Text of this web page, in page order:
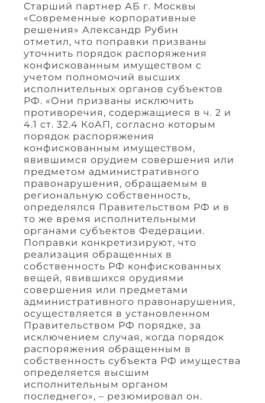
Старший партнер АБ г. Москвы
«Современные корпоративные
решения» Александр Рубин
отметил, что поправки призваны
уточнить порядок распоряжения
конфискованным имуществом с
учетом полномочий высших
исполнительных органов субъектов
РФ. «Они призваны исключить
противоречия, содержащиеся в ч. 2 и
4.1 ст. 32.4 КоАП, согласно которым
порядок распоряжения
конфискованным имуществом,
явившимся орудием совершения или
предметом административного
правонарушения, обращаемым в
региональную собственность,
определялся Правительством РФ и в
то же время исполнительными
органами субъектов Федерации.
Поправки конкретизируют, что
реализация обращенных в
собственность РФ конфискованных
вещей, явившихся орудиями
совершения или предметами
административного правонарушения,
осуществляется в установленном
Правительством РФ порядке, за
исключением случая, когда порядок
распоряжения обращенным в
собственность субъекта РФ имущества
определяется высшим
исполнительным органом
последнего», – резюмировал он.